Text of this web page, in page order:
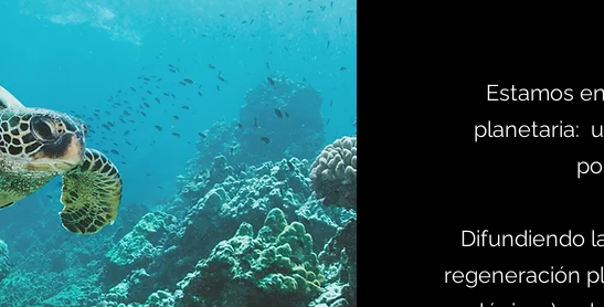
Estamos
planetaria:
Difundiendo
regeneración